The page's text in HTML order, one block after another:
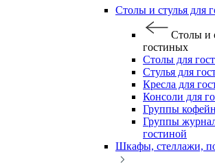
Столы и стулья для
Столы и
гостиных
Столы для
Стулья для
Кресла для
Консоли для
Группы
Группы
гостиной
Шкафы, стеллажи,